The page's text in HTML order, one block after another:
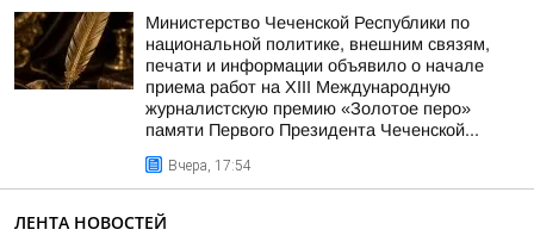
Министерство Чеченской Республики по
национальной политике, внешним связям,
печати и информации объявило о начале
приема работ на XIII Международную
журналистскую премию «Золотое перо»
памяти Первого Президента Чеченской...
Вчера, 17:54
ЛЕНТА НОВОСТЕЙ